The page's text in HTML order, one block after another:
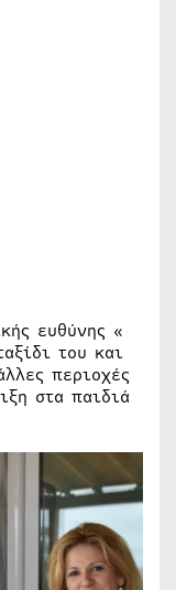
ευθύνης «
του και
περιοχές
στα παιδιά